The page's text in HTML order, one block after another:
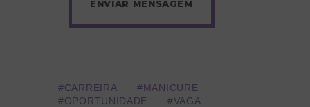
CARREIRA
MANICURE
OPORTUNIDADE
VAGA